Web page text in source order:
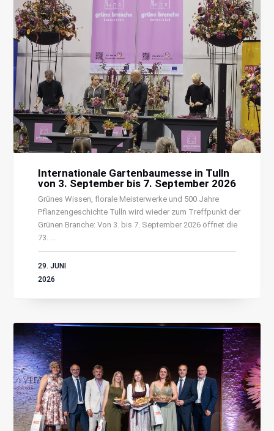
Internationale Gartenbaumesse in Tulln
von 3. September bis 7. September 2026
Grünes Wissen, florale Meisterwerke und 500 Jahre
Pflanzengeschichte Tulln wird wieder zum Treffpunkt der
Grünen Branche: Von 3. bis 7. September 2026 öffnet die
73. ...
29. JUNI
2026